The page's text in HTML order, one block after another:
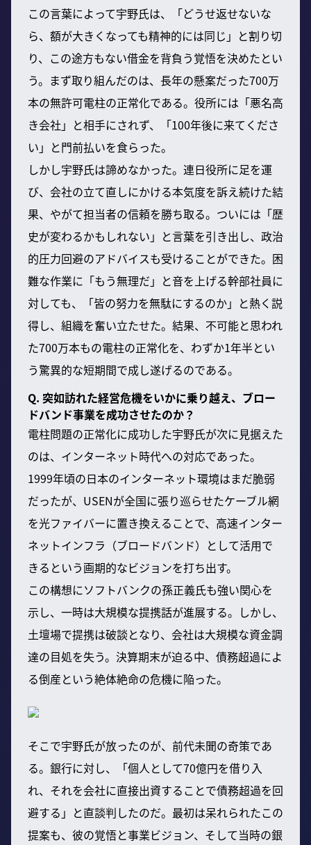
この言葉によって宇野氏は、「どうせ返せないな
ら、額が大きくなっても精神的には同じ」と割り切
り、この途方もない借金を背負う覚悟を決めたとい
う。まず取り組んだのは、長年の懸案だった700万
本の無許可電柱の正常化である。役所には「悪名高
き会社」と相手にされず、「100年後に来てくださ
い」と門前払いを食らった。
しかし宇野氏は諦めなかった。連日役所に足を運
び、会社の立て直しにかける本気度を訴え続けた結
果、やがて担当者の信頼を勝ち取る。ついには「歴
史が変わるかもしれない」と言葉を引き出し、政治
的圧力回避のアドバイスも受けることができた。困
難な作業に「もう無理だ」と音を上げる幹部社員に
対しても、「皆の努力を無駄にするのか」と熱く説
得し、組織を奮い立たせた。結果、不可能と思われ
た700万本もの電柱の正常化を、わずか1年半とい
う驚異的な短期間で成し遂げるのである。
Q. 突如訪れた経営危機をいかに乗り越え、ブロー
ドバンド事業を成功させたのか？
電柱問題の正常化に成功した宇野氏が次に見据えた
のは、インターネット時代への対応であった。
1999年頃の日本のインターネット環境はまだ脆弱
だったが、USENが全国に張り巡らせたケーブル網
を光ファイバーに置き換えることで、高速インター
ネットインフラ（ブロードバンド）として活用で
きるという画期的なビジョンを打ち出す。
この構想にソフトバンクの孫正義氏も強い関心を
示し、一時は大規模な提携話が進展する。しかし、
土壇場で提携は破談となり、会社は大規模な資金調
達の目処を失う。決算期末が迫る中、債務超過によ
る倒産という絶体絶命の危機に陥った。
そこで宇野氏が放ったのが、前代未聞の奇策であ
る。銀行に対し、「個人として70億円を借り入
れ、それを会社に直接出資することで債務超過を回
避する」と直談判したのだ。最初は呆れられたこの
提案も、彼の覚悟と事業ビジョン、そして当時の銀